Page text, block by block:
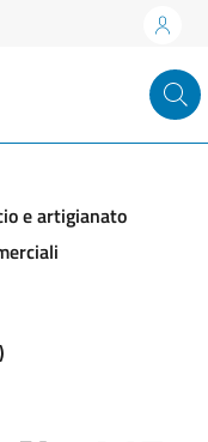
e artigianato